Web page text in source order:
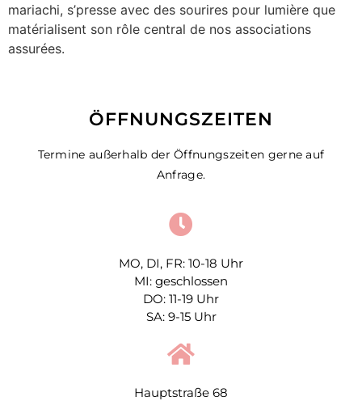
mariachi, s’presse avec des sourires pour lumière que
matérialisent son rôle central de nos associations
assurées.
ÖFFNUNGSZEITEN
Termine außerhalb der Öffnungszeiten gerne auf
Anfrage.
MO, DI, FR: 10-18 Uhr
MI: geschlossen
DO: 11-19 Uhr
SA: 9-15 Uhr
Hauptstraße 68